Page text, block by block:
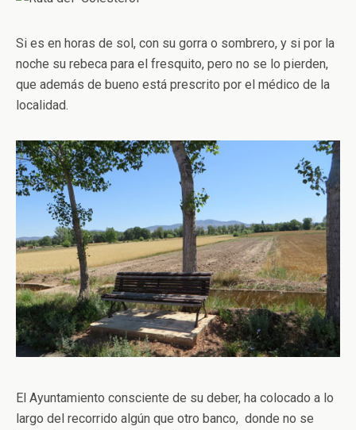
Si es en horas de sol, con su gorra o sombrero, y si por la
noche su rebeca para el fresquito, pero no se lo pierden,
que además de bueno está prescrito por el médico de la
localidad.
El Ayuntamiento consciente de su deber, ha colocado a lo
largo del recorrido algún que otro banco, donde no se